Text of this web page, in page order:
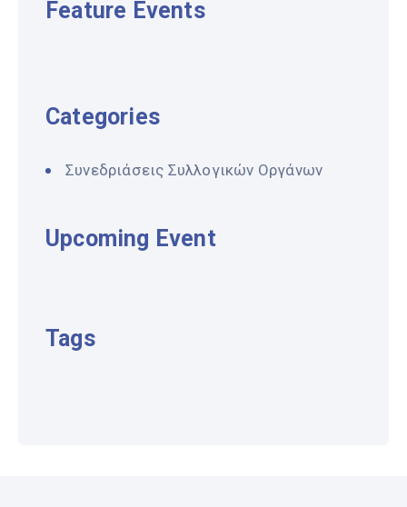
Feature Events
Categories
Συνεδριάσεις Συλλογικών Οργάνων
Upcoming Event
Tags